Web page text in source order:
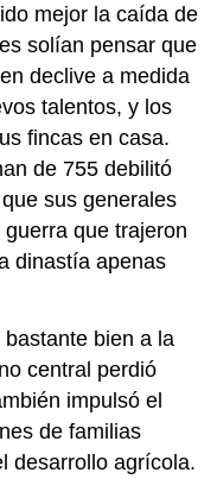
mejor la caída de
solían pensar que
declive a medida
talentos, y los
fincas en casa.
de 755 debilitó
sus generales
que trajeron
dinastía apenas
bien a la
central perdió
impulsó el
de familias
desarrollo agrícola.